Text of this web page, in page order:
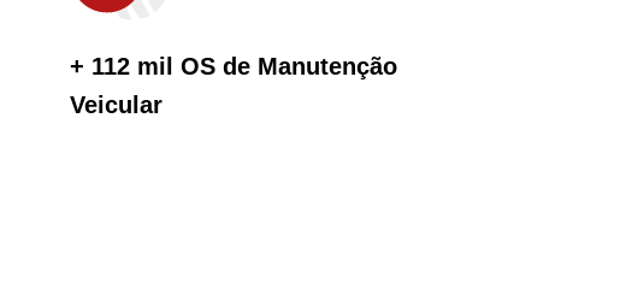
+ 112 mil OS de Manutenção
Veicular